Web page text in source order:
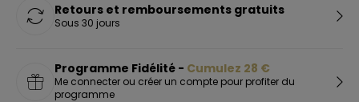
Retours et remboursements gratuits
Sous 30 jours
Programme Fidélité - Cumulez 28 €
Me connecter ou créer un compte pour profiter du
programme